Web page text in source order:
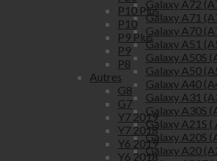
Galaxy A72
Galaxy A71
Galaxy A70
Galaxy A51
Galaxy A50S
Galaxy A50
Galaxy A40
Galaxy A31
Galaxy A30S
Galaxy A21S (
Galaxy A20S
Galaxy A20
P10 Plus
P10
P9 Plus
P9
P8
Autres
G8
G7
Y7 2019
Y7 2018
Y6 2019
Y6 2018